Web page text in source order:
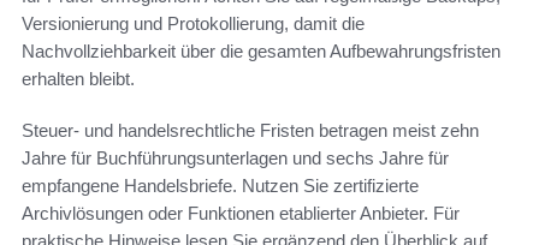
Versionierung und Protokollierung, damit die
Nachvollziehbarkeit über die gesamten Aufbewahrungsfristen
erhalten bleibt.
Steuer- und handelsrechtliche Fristen betragen meist zehn
Jahre für Buchführungsunterlagen und sechs Jahre für
empfangene Handelsbriefe. Nutzen Sie zertifizierte
Archivlösungen oder Funktionen etablierter Anbieter. Für